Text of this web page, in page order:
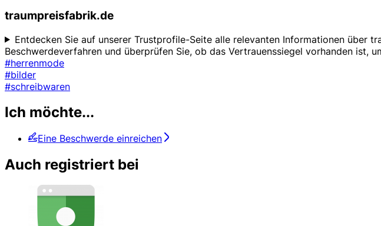
traumpreisfabrik.de
Entdecken Sie auf unserer Trustprofile-Seite alle relevanten Informationen über
Beschwerdeverfahren und überprüfen Sie, ob das Vertrauenssiegel vorhanden ist,
#herrenmode
#bilder
#schreibwaren
Ich möchte...
Eine Beschwerde einreichen
Auch registriert bei